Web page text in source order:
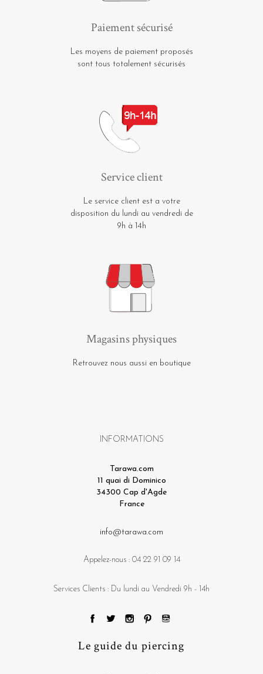
Paiement sécurisé
Les moyens de paiement proposés
sont tous totalement sécurisés
Service client
Le service client est a votre
disposition du lundi au vendredi de
9h à 14h
Magasins physiques
Retrouvez nous aussi en boutique
INFORMATIONS
Tarawa.com
11 quai di Dominico
34300 Cap d'Agde
France
info@tarawa.com
Appelez-nous : 04 22 91 09 14
Services Clients : Du lundi au Vendredi 9h - 14h
Le guide du piercing